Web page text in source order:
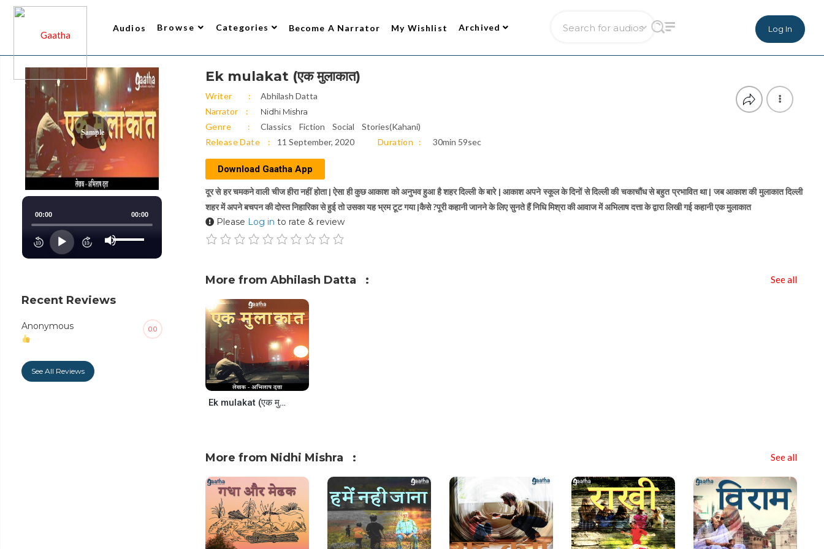
Audios Browse Categories Become A Narrator My Wishlist Archived
All Audios 2
Trending
Top Rated
New Arrivals
Gaatha’s Choice
Log In
Sample
Audio
Player
00:00 00:00
Up/Down
Arrow
to
Recent Reviews
0.0
Anonymous
See All Reviews
Ek mulakat (एक मुलाकात)
Writer
Abhilash Datta
Narrator
Nidhi Mishra
Genre Classics Fiction Social
Stories(Kahani)
Release Date
11 September, 2020 Duration 30min 59sec
Download Gaatha App
दूर से हर चमकने वाली चीज हीरा नहीं होता | ऐसा ही कुछ आकाश को अनुभव हुआ है शहर दिल्ली के बारे | आकाश अपने स्कूल के दिनों से दिल्ली की चकाचौंध से बहुत प्रभावित था | जब आकाश की मुलाकात दिल्ली
शहर में अपने बचपन की दोस्त निहारिका से हुई तो उसका यह भ्रम टूट गया |कैसे ?पूरी कहानी जानने के लिए सुनते हैं निधि मिश्रा की आवाज में अभिलाष दत्ता के द्वारा लिखी गई कहानी एक मुलाकात
Please Log in to rate & review
More from Abhilash Datta See all
Ek mulakat (एक मुलाकात)
More from Nidhi Mishra See all